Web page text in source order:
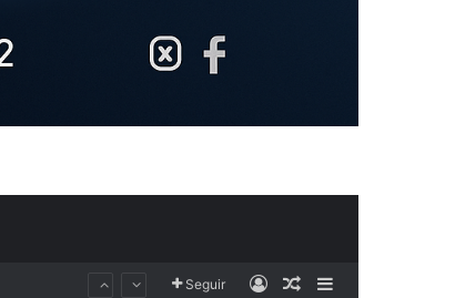
Seguir AccesoPublicación al